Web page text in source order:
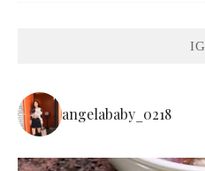
IG
angelababy_0218